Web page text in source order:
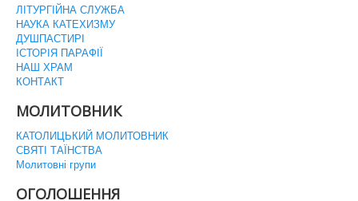
ЛІТУРГІЙНА СЛУЖБА
НАУКА КАТЕХИЗМУ
ДУШПАСТИРІ
ІСТОРІЯ ПАРАФІЇ
НАШ ХРАМ
КОНТАКТ
МОЛИТОВНИК
КАТОЛИЦЬКИЙ МОЛИТОВНИК
СВЯТІ ТАЇНСТВА
Молитовні групи
ОГОЛОШЕННЯ